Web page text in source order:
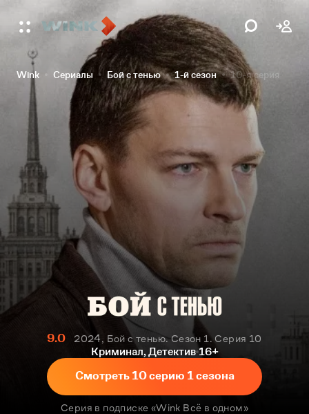
Wink Сериалы Бой с тенью 1-й сезон 10-я серия
9.0
2024, Бой с тенью. Сезон 1. Серия 10
Криминал, Детектив 16+
Смотреть 10 серию 1 сезона
Серия в подписке «Wink Всё в одном»